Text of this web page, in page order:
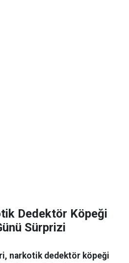
Dedektör Köpeği
Sürprizi
narkotik dedektör köpeği